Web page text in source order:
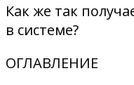
Как же так
в системе?
ОГЛАВЛЕНИЕ